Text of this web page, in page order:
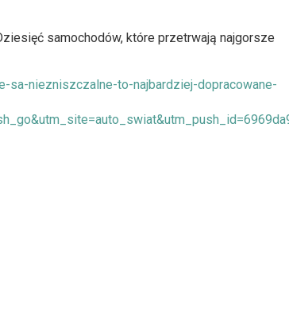
samochodów, które przetrwają najgorsze
niezniszczalne-to-najbardziej-dopracowane-